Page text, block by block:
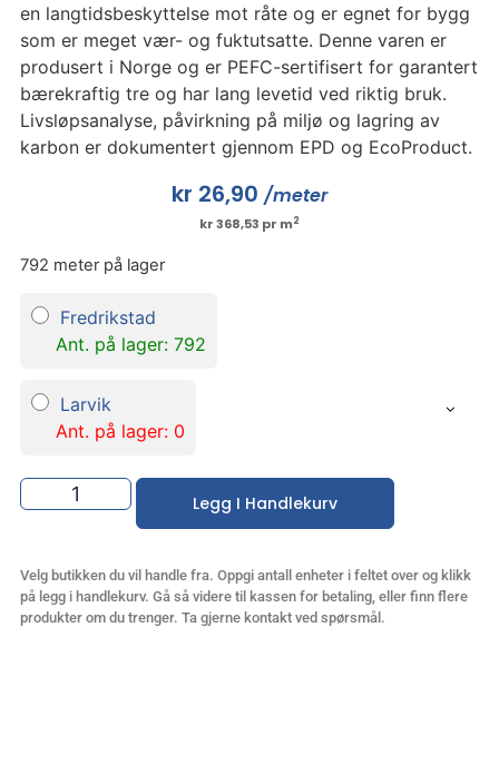
en langtidsbeskyttelse mot råte og er egnet for bygg
som er meget vær- og fuktutsatte. Denne varen er
produsert i Norge og er PEFC-sertifisert for garantert
bærekraftig tre og har lang levetid ved riktig bruk.
Livsløpsanalyse, påvirkning på miljø og lagring av
karbon er dokumentert gjennom EPD og EcoProduct.
kr 26,90 /meter
kr 368,53 pr m2
792 meter på lager
Fredrikstad
Ant. på lager: 792
Larvik
Ant. på lager: 0
Legg I Handlekurv
Velg butikken du vil handle fra. Oppgi antall enheter i feltet over og klikk
på legg i handlekurv. Gå så videre til kassen for betaling, eller finn flere
produkter om du trenger. Ta gjerne kontakt ved spørsmål.